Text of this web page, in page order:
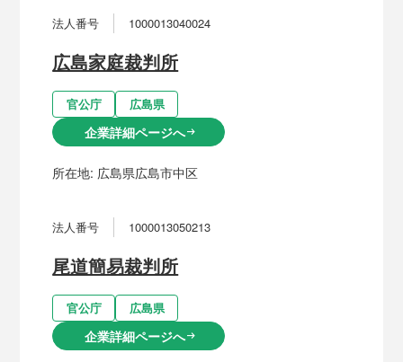
法人番号 1000013040024
広島家庭裁判所
官公庁 広島県
企業詳細ページへarrow_right_alt
所在地: 広島県広島市中区
法人番号 1000013050213
尾道簡易裁判所
官公庁 広島県
企業詳細ページへarrow_right_alt